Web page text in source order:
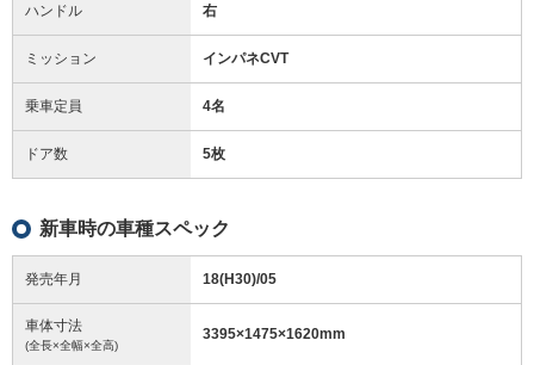
ハンドル 右
ミッション インパネCVT
乗車定員 4名
ドア数 5枚
新車時の車種スペック
発売年月 18(H30)/05
車体寸法
(全長×全幅×全高)
3395×1475×1620mm